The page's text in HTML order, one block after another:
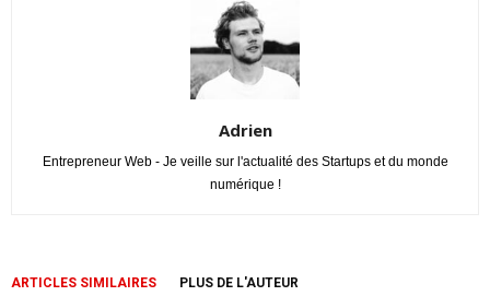
Adrien
Entrepreneur Web - Je veille sur l'actualité des Startups et du monde
numérique !
ARTICLES SIMILAIRES PLUS DE L'AUTEUR